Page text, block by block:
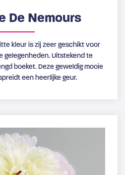
De Nemours
kleur is zij zeer geschikt voor
gelegenheden. Uitstekend te
boeket. Deze geweldig mooie
een heerlijke geur.